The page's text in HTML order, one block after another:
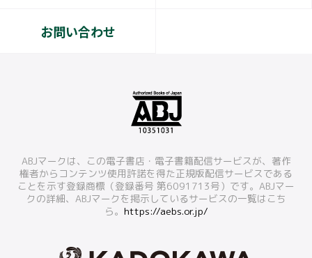
お問い合わせ
ABJマークは、この電子書店・電子書籍配信サービスが、著作
権者からコンテンツ使用許諾を得た正規版配信サービスである
ことを示す登録商標（登録番号 第6091713号）です。ABJマー
クの詳細、ABJマークを掲示しているサービスの一覧はこち
ら。 https://aebs.or.jp/